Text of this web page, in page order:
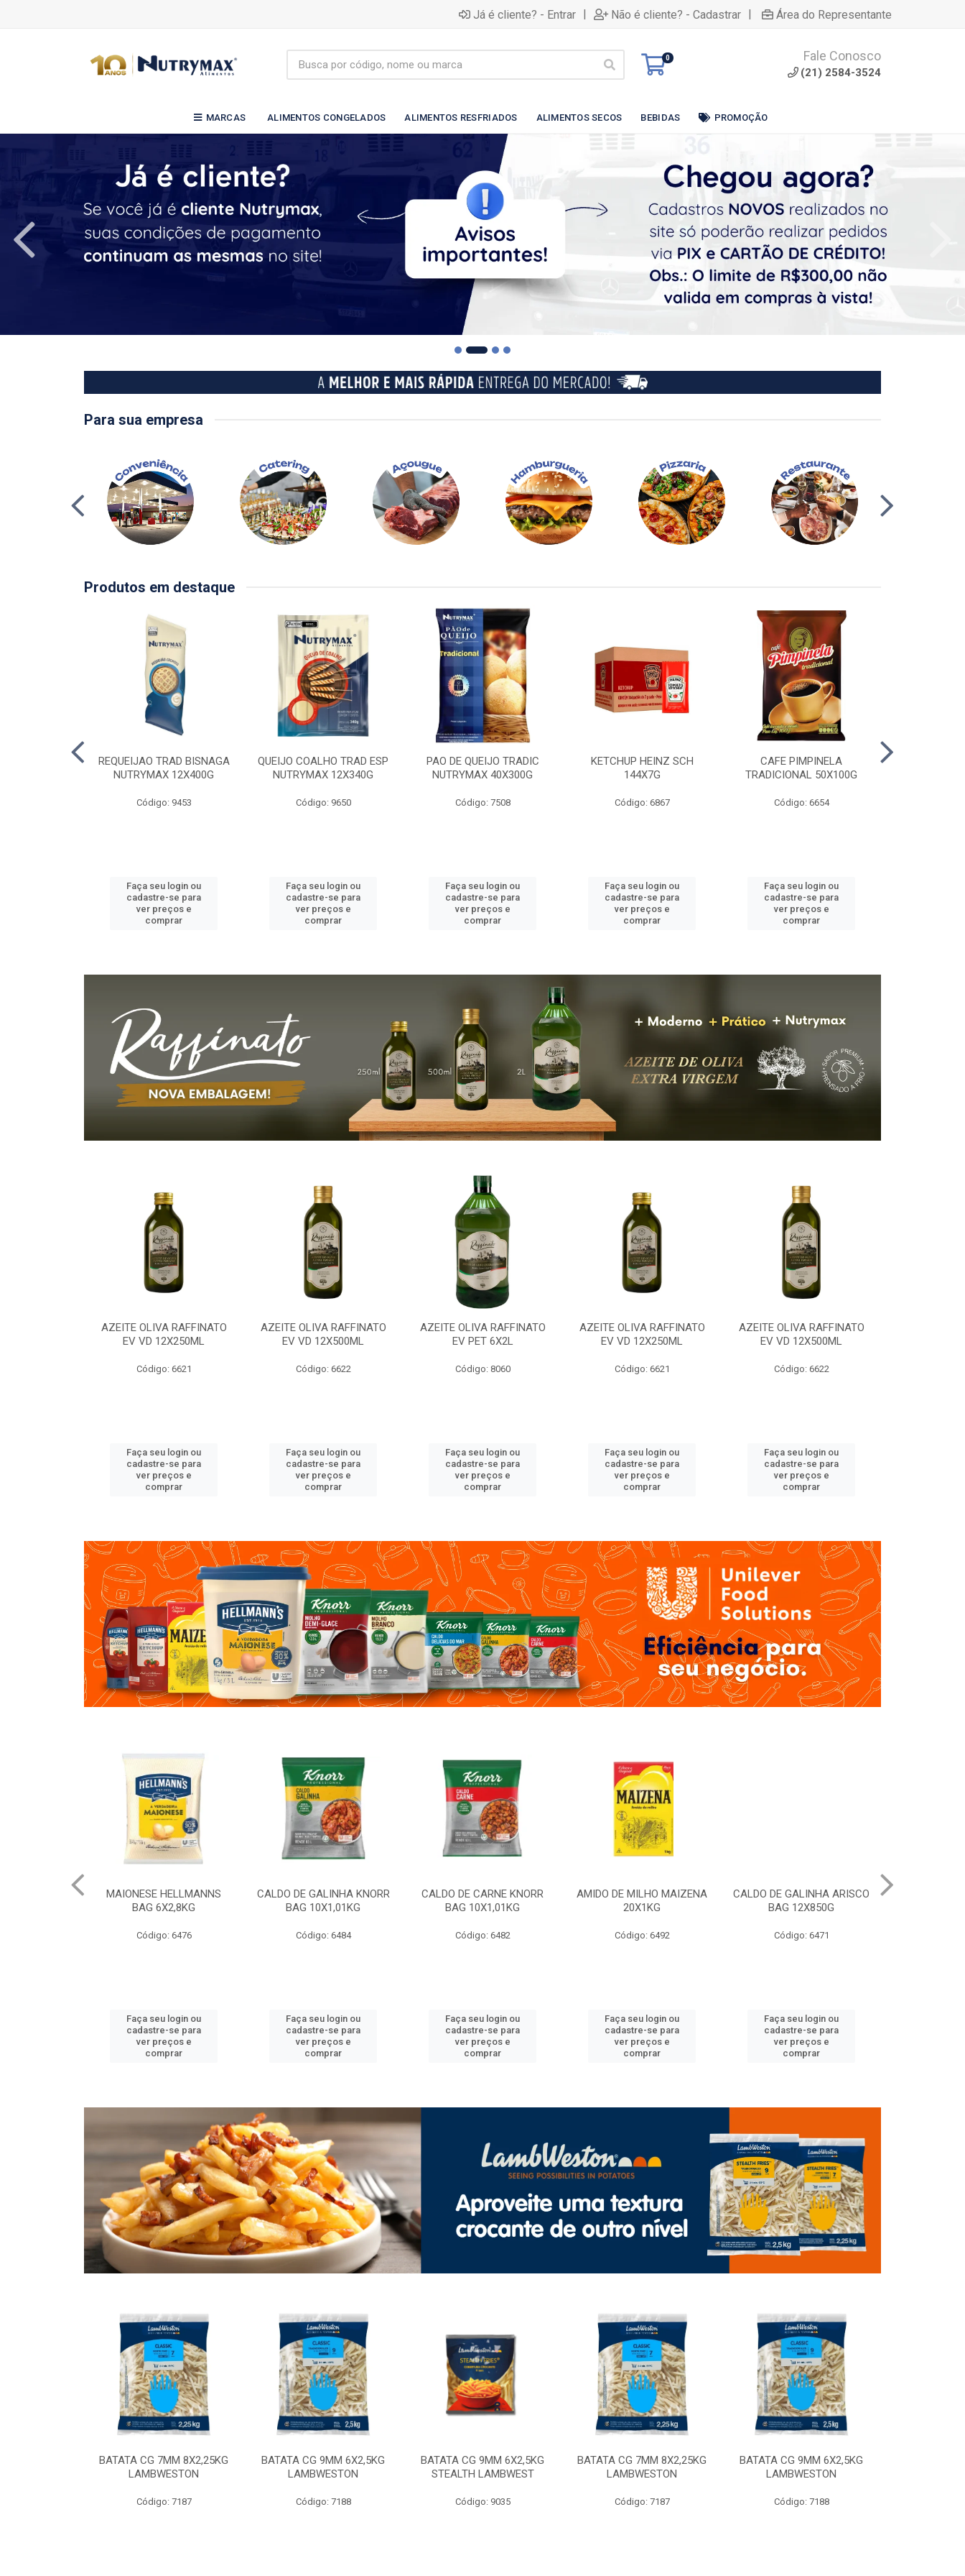
Já é cliente? - Entrar | Não é cliente? - Cadastrar | Área do Representante
0 Fale Conosco
(21) 2584-3524
MARCAS ALIMENTOS CONGELADOS ALIMENTOS RESFRIADOS ALIMENTOS SECOS BEBIDAS PROMOÇÃO
Para sua empresa
Produtos em destaque
REQUEIJAO TRAD BISNAGA
NUTRYMAX 12X400G
Código: 9453
Faça seu login ou
cadastre-se para
ver preços e
comprar
QUEIJO COALHO TRAD ESP
NUTRYMAX 12X340G
Código: 9650
Faça seu login ou
cadastre-se para
ver preços e
comprar
PAO DE QUEIJO TRADIC
NUTRYMAX 40X300G
Código: 7508
Faça seu login ou
cadastre-se para
ver preços e
comprar
KETCHUP HEINZ SCH
144X7G
Código: 6867
Faça seu login ou
cadastre-se para
ver preços e
comprar
CAFE PIMPINELA
TRADICIONAL 50X100G
Código: 6654
Faça seu login ou
cadastre-se para
ver preços e
comprar
AZEITE OLIVA RAFFINATO
EV VD 12X250ML
Código: 6621
Faça seu login ou
cadastre-se para
ver preços e
comprar
AZEITE OLIVA RAFFINATO
EV VD 12X500ML
Código: 6622
Faça seu login ou
cadastre-se para
ver preços e
comprar
AZEITE OLIVA RAFFINATO
EV PET 6X2L
Código: 8060
Faça seu login ou
cadastre-se para
ver preços e
comprar
AZEITE OLIVA RAFFINATO
EV VD 12X250ML
Código: 6621
Faça seu login ou
cadastre-se para
ver preços e
comprar
AZEITE OLIVA RAFFINATO
EV VD 12X500ML
Código: 6622
Faça seu login ou
cadastre-se para
ver preços e
comprar
MAIONESE HELLMANNS
BAG 6X2,8KG
Código: 6476
Faça seu login ou
cadastre-se para
ver preços e
comprar
CALDO DE GALINHA KNORR
BAG 10X1,01KG
Código: 6484
Faça seu login ou
cadastre-se para
ver preços e
comprar
CALDO DE CARNE KNORR
BAG 10X1,01KG
Código: 6482
Faça seu login ou
cadastre-se para
ver preços e
comprar
AMIDO DE MILHO MAIZENA
20X1KG
Código: 6492
Faça seu login ou
cadastre-se para
ver preços e
comprar
CALDO DE GALINHA ARISCO
BAG 12X850G
Código: 6471
Faça seu login ou
cadastre-se para
ver preços e
comprar
BATATA CG 7MM 8X2,25KG
LAMBWESTON
Código: 7187
BATATA CG 9MM 6X2,5KG
LAMBWESTON
Código: 7188
BATATA CG 9MM 6X2,5KG
STEALTH LAMBWEST
Código: 9035
BATATA CG 7MM 8X2,25KG
LAMBWESTON
Código: 7187
BATATA CG 9MM 6X2,5KG
LAMBWESTON
Código: 7188